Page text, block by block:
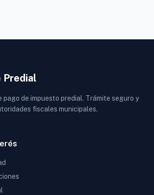
Predial
pago de impuesto predial. Trámite seguro y
fiscales municipales.